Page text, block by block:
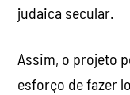
judaica secular.
Assim, o projeto
esforço de fazer